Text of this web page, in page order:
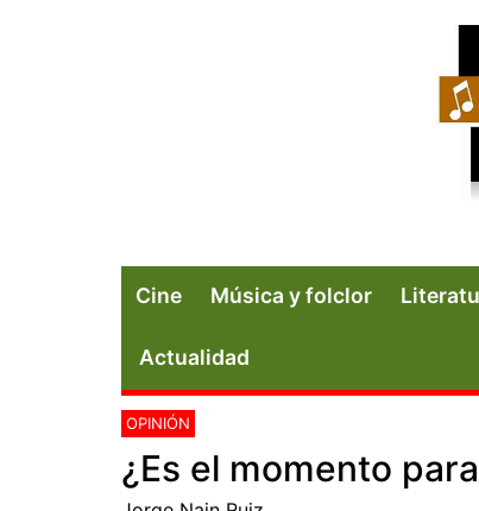
Cine Música y folclor
Actualidad
OPINIÓN
¿Es el momento